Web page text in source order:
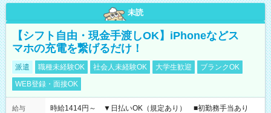
未読
【シフト自由・現金手渡しOK】iPhoneなどス
マホの充電を繋げるだけ！
派遣 職種未経験OK 社会人未経験OK 大学生歓迎
ブランクOK
WEB登録・面接OK
給与
時給1414円～ ▼日払いOK（規定あり） ■初勤務手当あり